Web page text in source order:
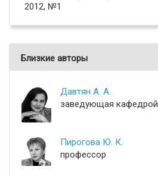
2012, №1
Близкие авторы
Давтян А. А.
заведующая кафедрой
Пирогова Ю. К.
профессор